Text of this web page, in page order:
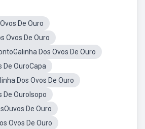
De Ouro
Ovos De Ouro
Dos Ovos De Ouro
De OuroCapa
Dos Ovos De Ouro
De OuroIsopo
De Ouro
Ovos De Ouro